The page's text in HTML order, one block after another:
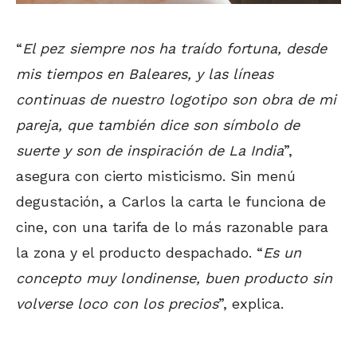
“El pez siempre nos ha traído fortuna, desde
mis tiempos en Baleares, y las líneas
continuas de nuestro logotipo son obra de mi
pareja, que también dice son símbolo de
suerte y son de inspiración de La India”,
asegura con cierto misticismo. Sin menú
degustación, a Carlos la carta le funciona de
cine, con una tarifa de lo más razonable para
la zona y el producto despachado. “Es un
concepto muy londinense, buen producto sin
volverse loco con los precios”, explica.